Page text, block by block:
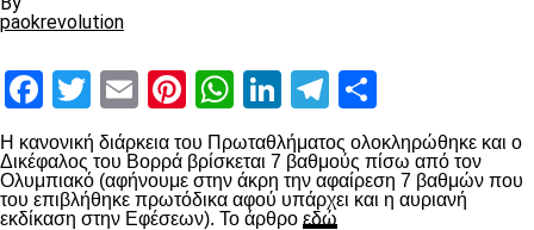
paokrevolution
Facebook
Twitter
EmailPinterest
WhatsApp
LinkedIn
Telegram
Η κανονική διάρκεια του Πρωταθλήματος ολοκληρώθηκε και ο
Δικέφαλος του Βορρά βρίσκεται 7 βαθμούς πίσω από τον
Ολυμπιακό (αφήνουμε στην άκρη την αφαίρεση 7 βαθμών που
του επιβλήθηκε πρωτόδικα αφού υπάρχει και η αυριανή
εκδίκαση στην Εφέσεων). Το άρθρο εδώ